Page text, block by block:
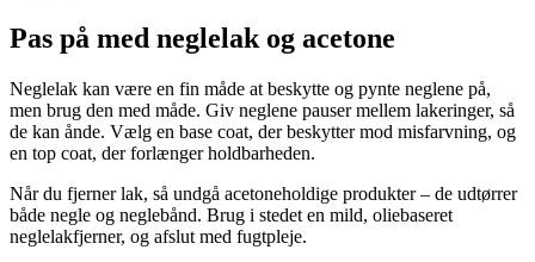
Pas på med neglelak og acetone
Neglelak kan være en fin måde at beskytte og pynte neglene på,
men brug den med måde. Giv neglene pauser mellem lakeringer, så
de kan ånde. Vælg en base coat, der beskytter mod misfarvning, og
en top coat, der forlænger holdbarheden.
Når du fjerner lak, så undgå acetoneholdige produkter – de udtørrer
både negle og neglebånd. Brug i stedet en mild, oliebaseret
neglelakfjerner, og afslut med fugtpleje.